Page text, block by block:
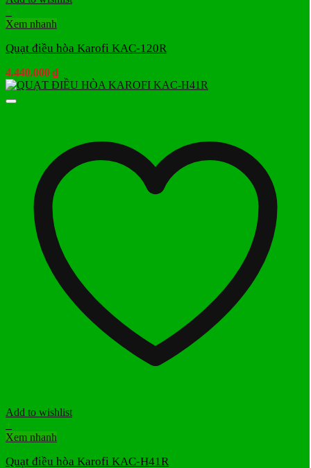
+
Xem nhanh
Quạt điều hòa Karofi KAC-120R
4.440.000 ₫
Add to wishlist
+
Xem nhanh
Quạt điều hòa Karofi KAC-H41R